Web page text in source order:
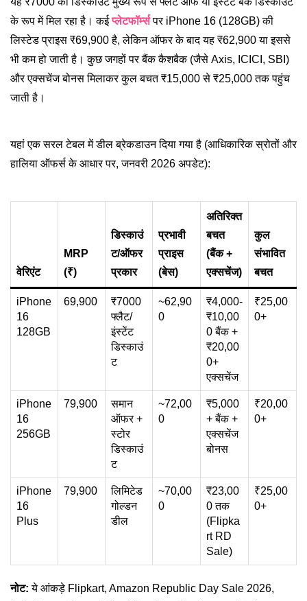
के रूप में मिल रहा है। कईप्लेटफॉर्म्सपर iPhone 16 (128GB) की
लिस्टेड प्राइस ₹69,900 है, लेकिन ऑफर के बाद यह ₹62,900 या इससे
भी कम हो जाती है। कुछ जगहों पर बैंक कैशबैक (जैसे Axis, ICICI, SBI)
और एक्सचेंज बोनस मिलाकर कुल बचत ₹15,000 से ₹25,000 तक पहुंच
जाती है।
यहां एक सरल टेबल में डील ब्रेकडाउन दिया गया है (आधिकारिक स्रोतों और
हालिया ऑफर्स के आधार पर, जनवरी 2026 अपडेट):
वेरिएंट
MRP
(₹)
डिस्काउं
ट/ऑफर
प्रकार
प्रभावी
प्राइस
(बेस)
अतिरिक्त
बचत
(बैंक +
एक्सचेंज)
कुल
संभावित
बचत
iPhone
16
128GB
69,900
₹7000
फ्लैट/
इंस्टेंट
डिस्काउं
ट
~62,90
0
₹4,000-
₹10,00
0 बैंक +
₹20,00
0+
एक्सचेंज
₹25,00
0+
iPhone
16
256GB
79,900
समान
ऑफर +
स्टोर
डिस्काउं
ट
~72,00
0
₹5,000
+ बैंक +
एक्सचेंज
बोनस
₹20,00
0+
iPhone
16
Plus
79,900
लिमिटेड
गोल्डन
डील
~70,00
0
₹23,00
0 तक
(Flipka
rt RD
Sale)
₹25,00
0+
नोट: ये आंकड़े Flipkart, Amazon Republic Day Sale 2026,